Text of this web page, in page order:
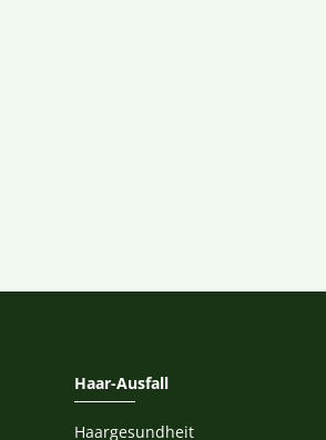
Haar-Ausfall
Haargesundheit